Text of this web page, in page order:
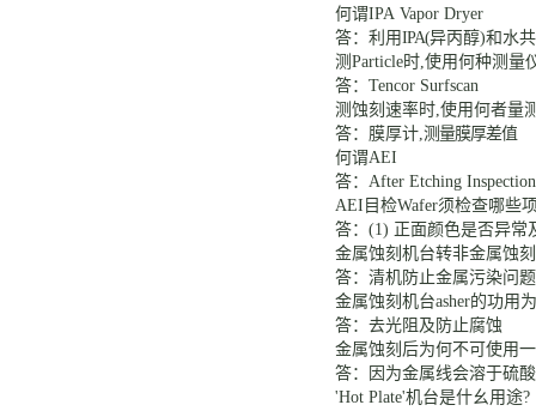
何谓IPA Vapor Dryer
答：利用IPA(异丙醇)和水
测 Particle时,使用何种测量
答： Tencor Surfscan
测蚀刻速率时,使用何者量
答：膜厚计,测量膜厚差值
何谓AEI
答： After Etching
AEI目检Wafer须检查哪些
答： (1) 正面颜色是否异常
金属蚀刻机台转非金属蚀
答：清机防止金属污染问题
金属蚀刻机台asher的功用
答：去光阻及防止腐蚀
金属蚀刻后为何不可使用
答：因为金属线会溶于硫
'Hot Plate'机台是什幺用途?